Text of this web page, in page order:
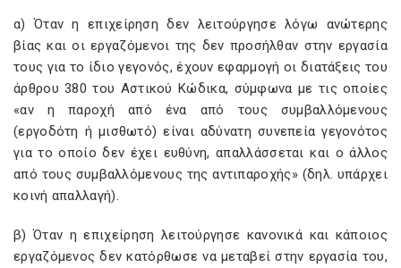
α) Όταν η επιχείρηση δεν λειτούργησε λόγω ανώτερης
βίας και οι εργαζόμενοι της δεν προσήλθαν στην εργασία
τους για το ίδιο γεγονός, έχουν εφαρμογή οι διατάξεις του
άρθρου 380 του Αστικού Κώδικα, σύμφωνα με τις οποίες
«αν η παροχή από ένα από τους συμβαλλόμενους
(εργοδότη ή μισθωτό) είναι αδύνατη συνεπεία γεγονότος
για το οποίο δεν έχει ευθύνη, απαλλάσσεται και ο άλλος
από τους συμβαλλόμενους της αντιπαροχής» (δηλ. υπάρχει
κοινή απαλλαγή).
β) Όταν η επιχείρηση λειτούργησε κανονικά και κάποιος
εργαζόμενος δεν κατόρθωσε να μεταβεί στην εργασία του,